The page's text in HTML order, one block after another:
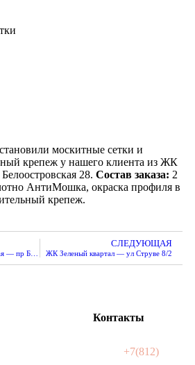
москитные сетки и
крепеж у нашего клиента из ЖК
28. Состав заказа: 2
АнтиМошка, окраска профиля в
крепеж.
СЛЕДУЮЩАЯ
ЖК Зеленый квартал — ул Струве 8/2
Контакты
+7(812)